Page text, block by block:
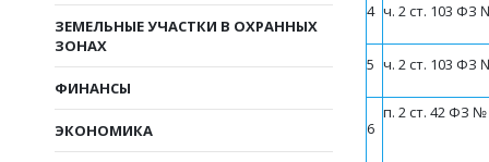
ЗЕМЕЛЬНЫЕ УЧАСТКИ В ОХРАННЫХ
ЗОНАХ
ФИНАНСЫ
ЭКОНОМИКА
4 ч. 2 ст. 103 ФЗ
5 ч. 2 ст. 103 ФЗ
6
п. 2 ст. 42 ФЗ №